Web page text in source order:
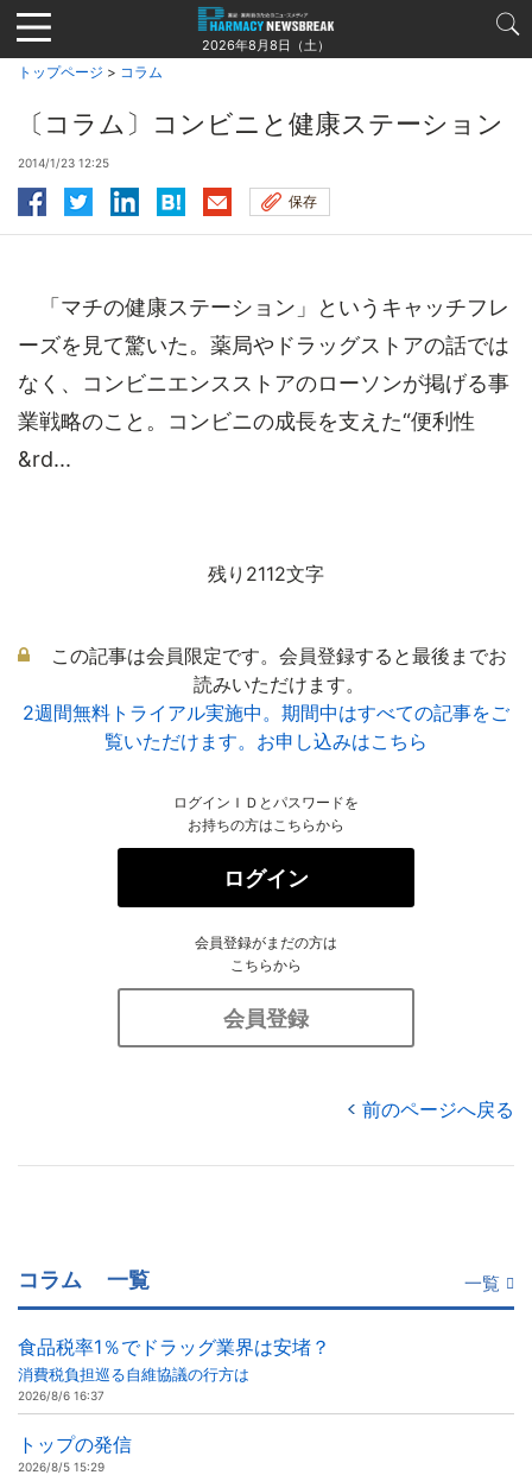
Jump
to
navigation
2026年8月8日（土）
トップページ > コラム
〔コラム〕コンビニと健康ステーション
2014/1/23 12:25
保存
「マチの健康ステーション」というキャッチフレ
ーズを見て驚いた。薬局やドラッグストアの話では
なく、コンビニエンスストアのローソンが掲げる事
業戦略のこと。コンビニの成長を支えた“便利性
&rd...
残り2112文字
この記事は会員限定です。会員登録すると最後までお
読みいただけます。
2週間無料トライアル実施中。期間中はすべての記事をご
覧いただけます。お申し込みはこちら
ログインＩＤとパスワードを
お持ちの方はこちらから
ログイン
会員登録がまだの方は
こちらから
会員登録
前のページへ戻る
コラム 一覧 一覧
食品税率1％でドラッグ業界は安堵？
消費税負担巡る自維協議の行方は
2026/8/6 16:37
トップの発信
2026/8/5 15:29